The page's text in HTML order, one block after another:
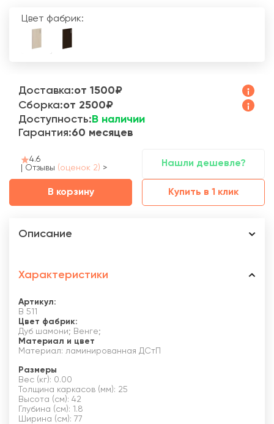
Цвет фабрик:
Доставка:от 1500₽
Сборка:от 2500₽
Доступность: В наличии
Гарантия:60 месяцев
4.6
Отзывы (оценок 2) > Нашли дешевле?
В корзину Купить в 1 клик
Описание
Характеристики
Артикул:
B 511
Цвет фабрик:
Дуб шамони; Венге;
Материал и цвет
Материал: ламинированная ДСтП
Размеры
Вес (кг): 0.00
Толщина каркасов (мм): 25
Высота (см): 42
Глубина (см): 1.8
Ширина (см): 77